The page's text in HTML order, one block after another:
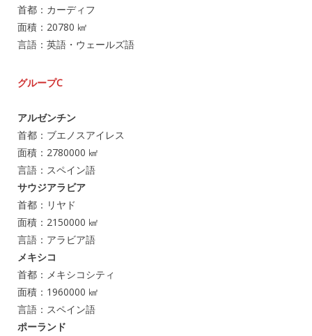
首都：カーディフ
面積：20780 ㎢
言語：英語・ウェールズ語
グループC
アルゼンチン
首都：ブエノスアイレス
面積：2780000 ㎢
言語：スペイン語
サウジアラビア
首都：リヤド
面積：2150000 ㎢
言語：アラビア語
メキシコ
首都：メキシコシティ
面積：1960000 ㎢
言語：スペイン語
ポーランド